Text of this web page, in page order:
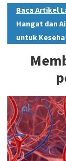
Baca Artikel
Hangat dan
untuk